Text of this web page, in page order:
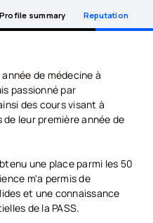
Profile summary Reputation
de médecine à
passionné par
des cours visant à
leur première année de
une place parmi les 50
m'a permis de
et une connaissance
de la PASS.